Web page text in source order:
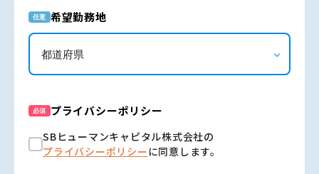
任意 希望勤務地
必須 プライバシーポリシー
SBヒューマンキャピタル株式会社の
プライバシーポリシーに同意します。